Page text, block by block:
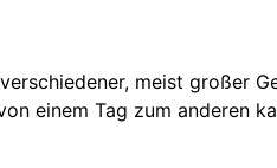
verschiedener, meist großer
einem Tag zum anderen